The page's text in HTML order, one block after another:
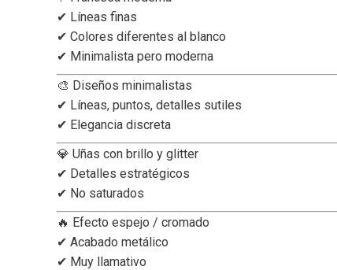
✔ Líneas finas
✔ Colores diferentes al blanco
✔ Minimalista pero moderna
🎨 Diseños minimalistas
✔ Líneas, puntos, detalles sutiles
✔ Elegancia discreta
💎 Uñas con brillo y glitter
✔ Detalles estratégicos
✔ No saturados
🔥 Efecto espejo / cromado
✔ Acabado metálico
✔ Muy llamativo